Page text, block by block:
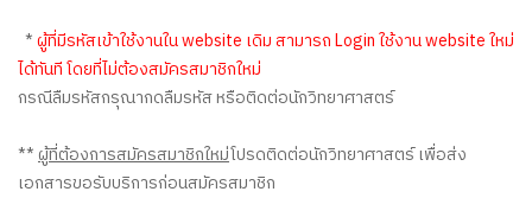
*ผู้ที่มีรหัสเข้าใช้งานใน website เดิม สามารถ Login ใช้งาน website ใหม่
ได้ทันที โดยที่ไม่ต้องสมัครสมาชิกใหม่
กรณีลืมรหัสกรุณากดลืมรหัส หรือติดต่อนักวิทยาศาสตร์
**ผู้ที่ต้องการสมัครสมาชิกใหม่โปรดติดต่อนักวิทยาศาสตร์ เพื่อส่ง
เอกสารขอรับบริการก่อนสมัครสมาชิก